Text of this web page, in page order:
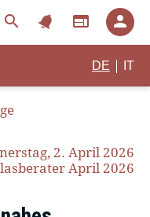
search notifications web person
DE IT
2. April 2026
April 2026